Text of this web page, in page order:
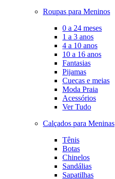
Roupas para Meninos
0 a 24 meses
1 a 3 anos
4 a 10 anos
10 a 16 anos
Fantasias
Pijamas
Cuecas e meias
Moda Praia
Acessórios
Ver Tudo
Calçados para Meninas
Tênis
Botas
Chinelos
Sandálias
Sapatilhas